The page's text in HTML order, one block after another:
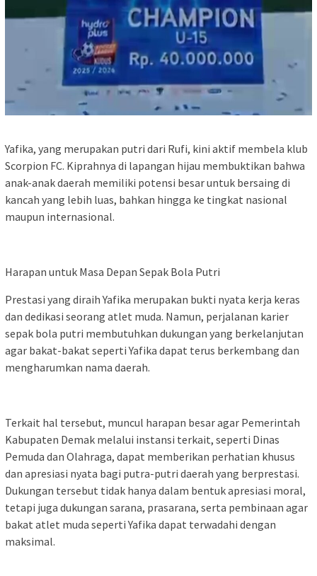
Yafika, yang merupakan putri dari Rufi, kini aktif membela klub
Scorpion FC. Kiprahnya di lapangan hijau membuktikan bahwa
anak-anak daerah memiliki potensi besar untuk bersaing di
kancah yang lebih luas, bahkan hingga ke tingkat nasional
maupun internasional.
Harapan untuk Masa Depan Sepak Bola Putri
Prestasi yang diraih Yafika merupakan bukti nyata kerja keras
dan dedikasi seorang atlet muda. Namun, perjalanan karier
sepak bola putri membutuhkan dukungan yang berkelanjutan
agar bakat-bakat seperti Yafika dapat terus berkembang dan
mengharumkan nama daerah.
Terkait hal tersebut, muncul harapan besar agar Pemerintah
Kabupaten Demak melalui instansi terkait, seperti Dinas
Pemuda dan Olahraga, dapat memberikan perhatian khusus
dan apresiasi nyata bagi putra-putri daerah yang berprestasi.
Dukungan tersebut tidak hanya dalam bentuk apresiasi moral,
tetapi juga dukungan sarana, prasarana, serta pembinaan agar
bakat atlet muda seperti Yafika dapat terwadahi dengan
maksimal.